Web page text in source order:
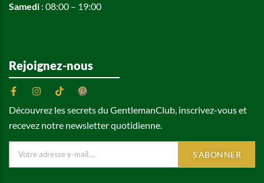
Samedi : 08:00 – 19:00
Rejoignez-nous
Découvrez les secrets du GentlemanClub, inscrivez-vous et
recevez notre newsletter quotidienne.
S'ABONNER